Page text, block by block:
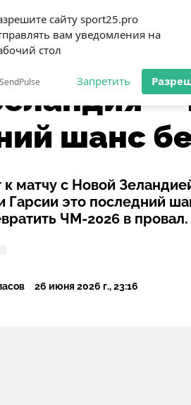
сайту sport25.pro
вам уведомления на
стол
Запретить
Новая Зеландия —
—
шанс
к матчу с Новой
это последний
ЧМ-2026 в провал.
26 июня 2026 г., 23:16